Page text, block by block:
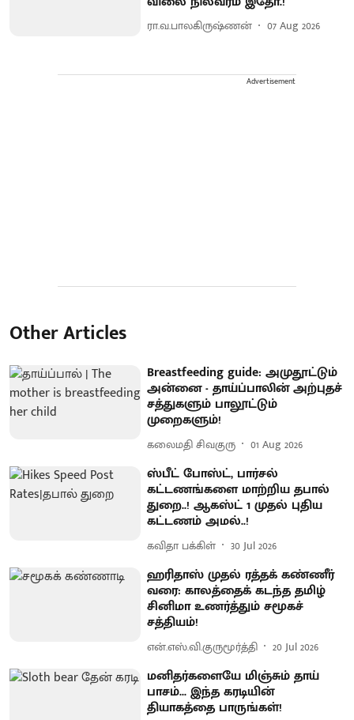
ரா.வ.பாலகிருஷ்ணன் 07 Aug 2026
Advertisement
Other Articles
Breastfeeding guide: அமுதூட்டும்
அன்னை - தாய்ப்பாலின் அற்புதச்
சத்துகளும் பாலூட்டும்
முறைகளும்!
கலைமதி சிவகுரு 01 Aug 2026
ஸ்பீட் போஸ்ட், பார்சல்
கட்டணங்களை மாற்றிய தபால்
துறை..! ஆகஸ்ட் 1 முதல் புதிய
கட்டணம் அமல்..!
கவிதா பக்கிள் 30 Jul 2026
ஹரிதாஸ் முதல் ரத்தக் கண்ணீர்
வரை: காலத்தைக் கடந்த தமிழ்
சினிமா உணர்த்தும் சமூகச்
சத்தியம்!
என்.எஸ்.வி.குருமூர்த்தி 20 Jul 2026
மனிதர்களையே மிஞ்சும் தாய்
பாசம்... இந்த கரடியின்
தியாகத்தை பாருங்கள்!